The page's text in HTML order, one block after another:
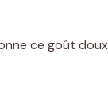
ce goût